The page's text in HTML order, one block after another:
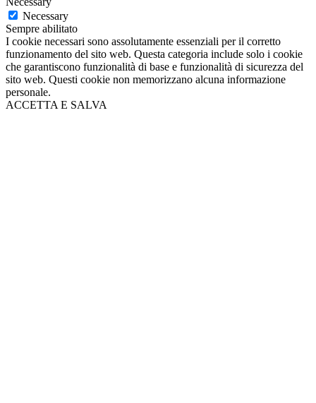
Necessary
Sempre abilitato
I cookie necessari sono assolutamente essenziali per il corretto
funzionamento del sito web. Questa categoria include solo i cookie
che garantiscono funzionalità di base e funzionalità di sicurezza del
sito web. Questi cookie non memorizzano alcuna informazione
personale.
ACCETTA E SALVA